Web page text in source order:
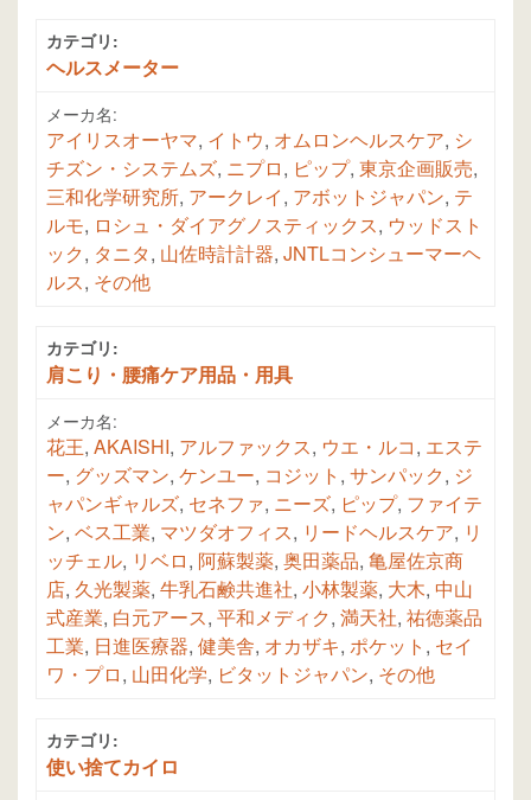
カテゴリ:
ヘルスメーター
メーカ名:
アイリスオーヤマ, イトウ, オムロンヘルスケア, シ
チズン・システムズ, ニプロ, ピップ, 東京企画販売,
三和化学研究所, アークレイ, アボットジャパン, テ
ルモ, ロシュ・ダイアグノスティックス, ウッドスト
ック, タニタ, 山佐時計計器, JNTLコンシューマーヘ
ルス, その他
カテゴリ:
肩こり・腰痛ケア用品・用具
メーカ名:
花王, AKAISHI, アルファックス, ウエ・ルコ, エステ
ー, グッズマン, ケンユー, コジット , サンパック, ジ
ャパンギャルズ, セネファ, ニーズ, ピップ, ファイテ
ン, ベス工業, マツダオフィス, リードヘルスケア, リ
ッチェル, リベロ, 阿蘇製薬, 奥田薬品, 亀屋佐京商
店, 久光製薬, 牛乳石鹸共進社, 小林製薬, 大木, 中山
式産業, 白元アース, 平和メディク, 満天社, 祐徳薬品
工業, 日進医療器, 健美舎, オカザキ, ポケット , セイ
ワ・プロ, 山田化学, ビタットジャパン, その他
カテゴリ:
使い捨てカイロ